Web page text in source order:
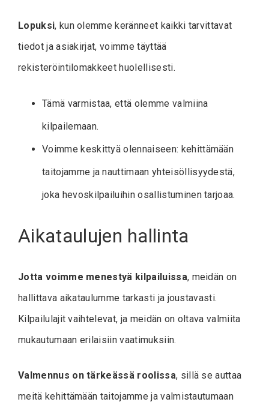
Lopuksi, kun olemme keränneet kaikki tarvittavat
tiedot ja asiakirjat, voimme täyttää
rekisteröintilomakkeet huolellisesti.
Tämä varmistaa, että olemme valmiina
kilpailemaan.
Voimme keskittyä olennaiseen: kehittämään
taitojamme ja nauttimaan yhteisöllisyydestä,
joka hevoskilpailuihin osallistuminen tarjoaa.
Aikataulujen hallinta
Jotta voimme menestyä kilpailuissa, meidän on
hallittava aikataulumme tarkasti ja joustavasti.
Kilpailulajit vaihtelevat, ja meidän on oltava valmiita
mukautumaan erilaisiin vaatimuksiin.
Valmennus on tärkeässä roolissa, sillä se auttaa
meitä kehittämään taitojamme ja valmistautumaan